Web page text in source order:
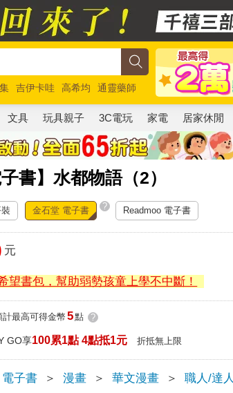
吉伊卡哇 高希均
通靈藥師
超慢跑
文具 玩具親子 3C電玩 家電 居家休閒
子書】水都物語（2）
金石堂 電子書 ? Readmoo 電子書
元
望書包，幫助弱勢孩童上學不中斷！
計最高可得金幣 5點 ?
GO享100累1點 4點抵1元 折抵無上限
電子書 ＞ 漫畫 ＞ 華文漫畫 ＞ 職人/達人